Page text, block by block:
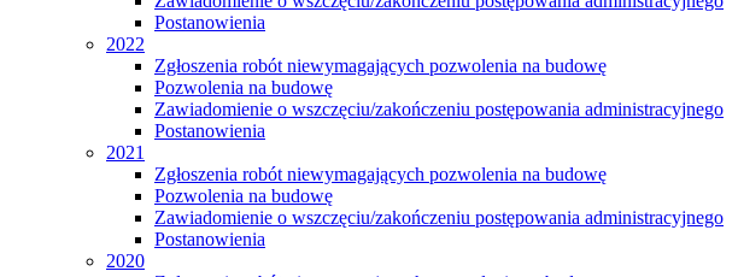
Postanowienia
2022
Zgłoszenia robót niewymagających pozwolenia na budowę
Pozwolenia na budowę
Zawiadomienie o wszczęciu/zakończeniu postępowania administracyjnego
Postanowienia
2021
Zgłoszenia robót niewymagających pozwolenia na budowę
Pozwolenia na budowę
Zawiadomienie o wszczęciu/zakończeniu postępowania administracyjnego
Postanowienia
2020